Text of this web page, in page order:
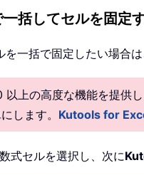
括してセルを固定
を一括で固定したい場合
以上の高度な機能を提供
します。 Kutools for
式セルを選択し、次に